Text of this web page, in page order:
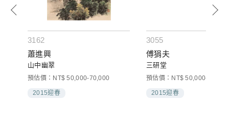
3162
蕭進興
山中幽翠
預估價：NT$ 50,000-70,000
2015迎春
3055
傅狷夫
三研堂
預估價：NT$ 50,000-
2015迎春